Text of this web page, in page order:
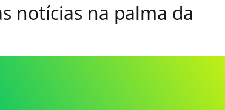
notícias na palma da